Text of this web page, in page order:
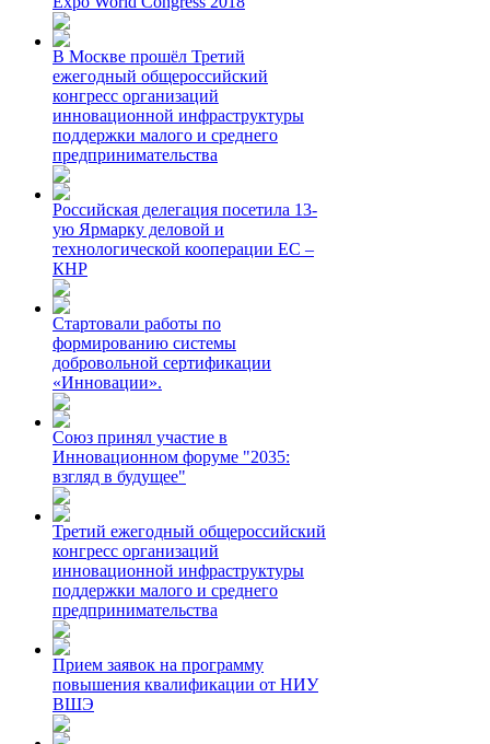
В Москве прошёл Третий
ежегодный общероссийский
конгресс организаций
инновационной инфраструктуры
поддержки малого и среднего
предпринимательства
Российская делегация посетила 13-
ую Ярмарку деловой и
технологической кооперации ЕС –
КНР
Стартовали работы по
формированию системы
добровольной сертификации
«Инновации».
Союз принял участие в
Инновационном форуме "2035:
взгляд в будущее"
Третий ежегодный общероссийский
конгресс организаций
инновационной инфраструктуры
поддержки малого и среднего
предпринимательства
Прием заявок на программу
повышения квалификации от НИУ
ВШЭ